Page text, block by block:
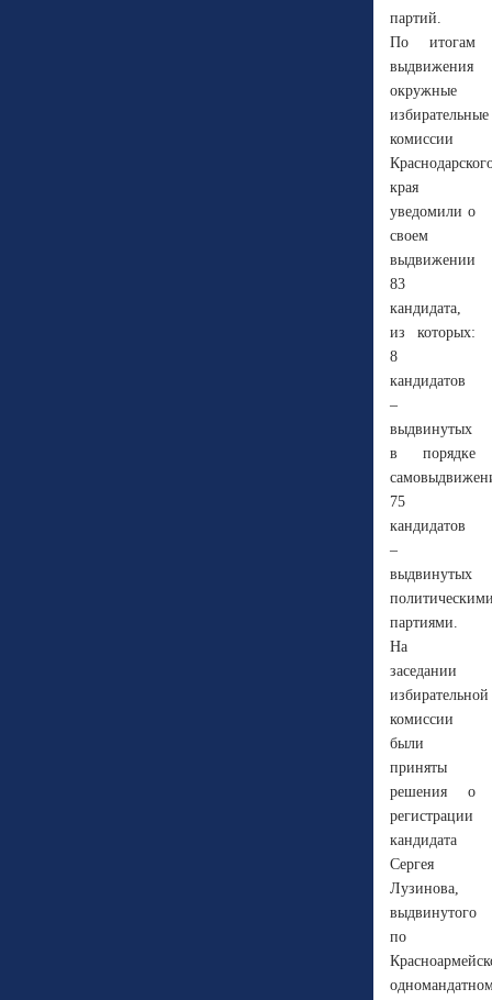
партий.
По итогам
выдвижения
окружные
избирательные
комиссии
края
уведомили о
своем
выдвижении
83
кандидата,
из которых:
8
кандидатов
–
выдвинутых
в порядке
75
кандидатов
–
выдвинутых
партиями.
На
заседании
избирательной
комиссии
были
приняты
решения о
регистрации
кандидата
Сергея
Лузинова,
выдвинутого
по